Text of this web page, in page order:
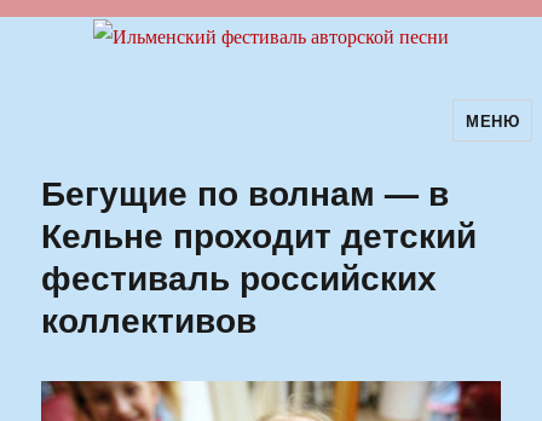
Ильменский фестиваль авторскойМЕНЮ
Бегущие по волнам — в
Кельне проходит детский
фестиваль российских
коллективов